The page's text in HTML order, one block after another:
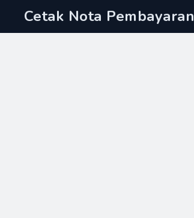
Cetak Nota Pembayaran